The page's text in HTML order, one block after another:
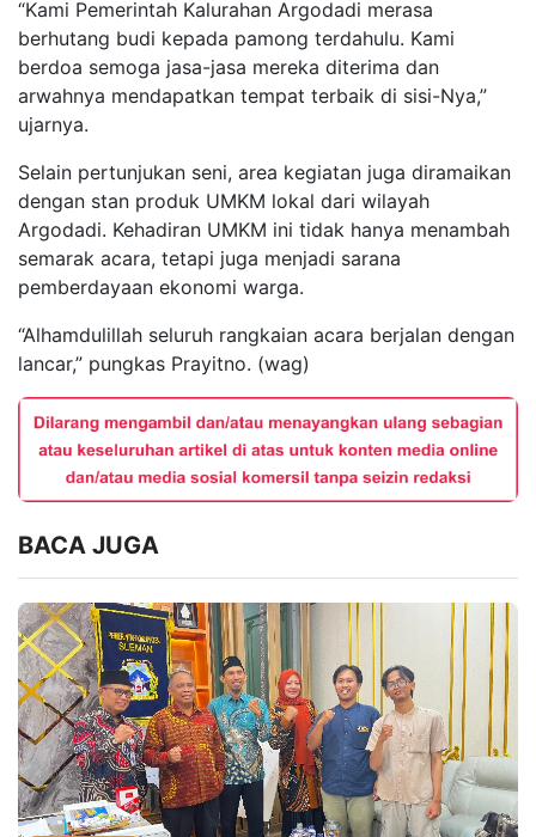
“Kami Pemerintah Kalurahan Argodadi merasa
berhutang budi kepada pamong terdahulu. Kami
berdoa semoga jasa-jasa mereka diterima dan
arwahnya mendapatkan tempat terbaik di sisi-Nya,”
ujarnya.
Selain pertunjukan seni, area kegiatan juga diramaikan
dengan stan produk UMKM lokal dari wilayah
Argodadi. Kehadiran UMKM ini tidak hanya menambah
semarak acara, tetapi juga menjadi sarana
pemberdayaan ekonomi warga.
“Alhamdulillah seluruh rangkaian acara berjalan dengan
lancar,” pungkas Prayitno. (wag)
BACA JUGA